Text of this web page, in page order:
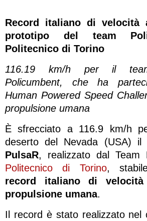
Record italiano di velocità
prototipo del team
Politecnico di Torino
116.19 km/h per il
Policumbent, che ha
Human Powered Speed
propulsione umana
È sfrecciato a 116.9 km/h
deserto del Nevada (USA) il
PulsaR, realizzato dal Team
Politecnico di Torino,
record italiano di
propulsione umana.
Il record è stato realizzato nel